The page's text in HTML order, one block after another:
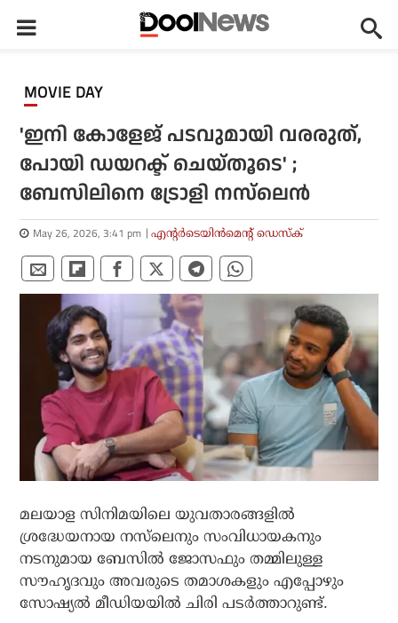
MOVIE DAY
'ഇനി കോളേജ് പടവുമായി വരരുത്,
പോയി ഡയറക്ട് ചെയ്തൂടെ' ;
ബേസിലിനെ ട്രോളി നസ്‌ലെന്‍
May 26, 2026, 3:41 pm എന്റര്‍ടെയിന്‍മെന്റ് ഡെസ്‌ക്
മലയാള സിനിമയിലെ യുവതാരങ്ങളില്‍
ശ്രദ്ധേയനായ നസ്‌ലെനും സംവിധായകനും
നടനുമായ ബേസില്‍ ജോസഫും തമ്മിലുള്ള
സൗഹൃദവും അവരുടെ തമാശകളും എപ്പോഴും
സോഷ്യല്‍ മീഡിയയില്‍ ചിരി പടര്‍ത്താറുണ്ട്.